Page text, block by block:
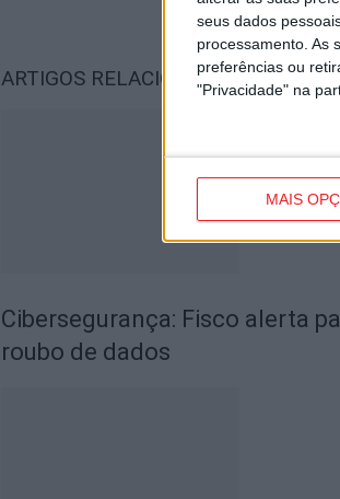
seus dados
processamento. As
preferências ou
"Privacidade" na
MAIS
ARTIGOS RELACIONADOSMais do
Cibersegurança: Fisco alerta
roubo de dados